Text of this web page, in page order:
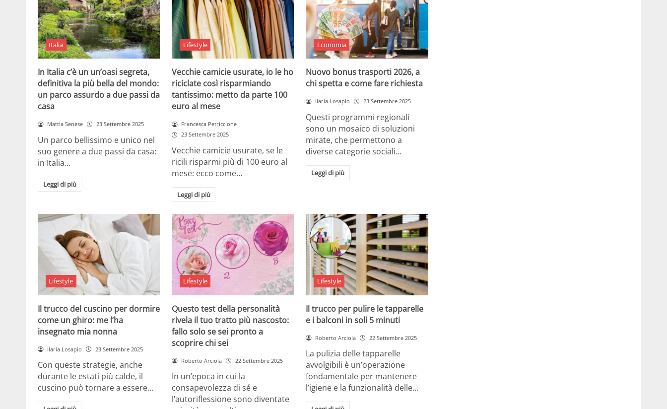
Italia
In Italia c’è un un’oasi segreta,
definitiva la più bella del mondo:
un parco assurdo a due passi da
casa
Mattia Senese 23 Settembre 2025
Un parco bellissimo e unico nel
suo genere a due passi da casa:
in Italia…
Leggi di più
Lifestyle
Vecchie camicie usurate, io le ho
riciclate così risparmiando
tantissimo: metto da parte 100
euro al mese
Francesca Petriccione
23 Settembre 2025
Vecchie camicie usurate, se le
ricili risparmi più di 100 euro al
mese: ecco come…
Leggi di più
Economia
Nuovo bonus trasporti 2026, a
chi spetta e come fare richiesta
Ilaria Losapio 23 Settembre 2025
Questi programmi regionali
sono un mosaico di soluzioni
mirate, che permettono a
diverse categorie sociali…
Leggi di più
Lifestyle
Il trucco del cuscino per dormire
come un ghiro: me l’ha
insegnato mia nonna
Ilaria Losapio 23 Settembre 2025
Con queste strategie, anche
durante le estati più calde, il
cuscino può tornare a essere…
Lifestyle
Questo test della personalità
rivela il tuo tratto più nascosto:
fallo solo se sei pronto a
scoprire chi sei
Roberto Arciola 22 Settembre 2025
In un’epoca in cui la
consapevolezza di sé e
l’autoriflessione sono diventate
Lifestyle
Il trucco per pulire le tapparelle
e i balconi in soli 5 minuti
Roberto Arciola 22 Settembre 2025
La pulizia delle tapparelle
avvolgibili è un’operazione
fondamentale per mantenere
l’igiene e la funzionalità delle…